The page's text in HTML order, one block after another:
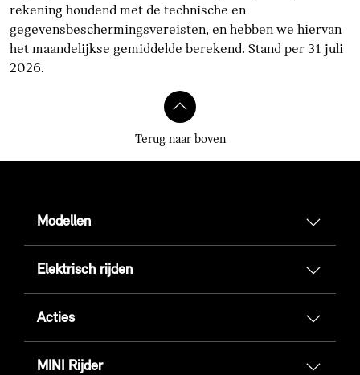
rekening houdend met de technische en
gegevensbeschermingsvereisten, en hebben we hiervan
het maandelijkse gemiddelde berekend. Stand per 31 juli
2026.
Terug naar boven
Modellen
Elektrisch rijden
Acties
MINI Rijder